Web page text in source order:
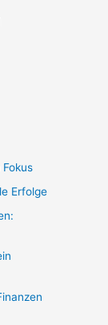
Erfolge